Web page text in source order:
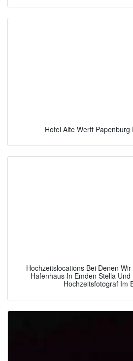
Hotel Alte Werft Papenburg
Hochzeitslocations Bei Denen
Hafenhaus In Emden Stella
Hochzeitsfotograf Im